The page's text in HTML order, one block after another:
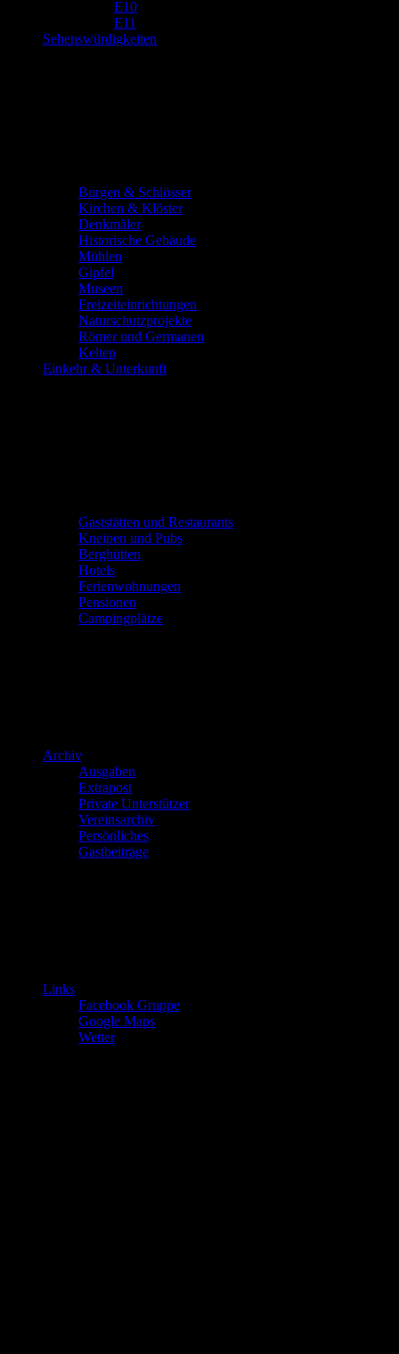
E10
E11
Sehenswürdigkeiten
Burgen & Schlösser
Kirchen & Klöster
Denkmäler
Historische Gebäude
Mühlen
Gipfel
Museen
Freizeiteinrichtungen
Naturschutzprojekte
Römer und Germanen
Kelten
Einkehr & Unterkunft
Gaststätten und Restaurants
Kneipen und Pubs
Berghütten
Hotels
Ferienwohnungen
Pensionen
Campingplätze
Archiv
Ausgaben
Extrapost
Private Unterstützer
Vereinsarchiv
Persönliches
Gastbeiträge
Links
Facebook Gruppe
Google Maps
Wetter